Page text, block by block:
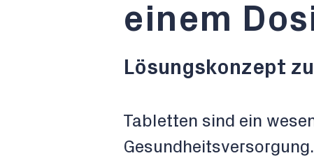
einem
Lösungskonzept
Tabletten sind ein